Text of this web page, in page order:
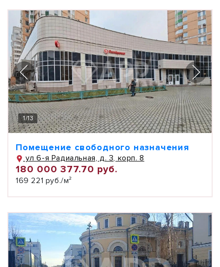
1/13
Помещение свободного назначения
ул 6-я Радиальная, д. 3, корп. 8
180 000 377.70 руб.
169 221 руб./м²